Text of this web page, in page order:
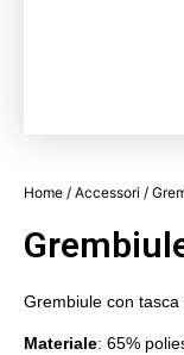
Home / Accessori /
Grembiule con tasca
Materiale: 65%